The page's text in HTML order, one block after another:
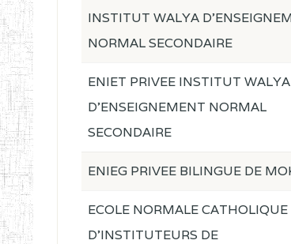
INSTITUT WALYA
NORMAL SECONDAIRE
ENIET PRIVEE INSTITUT WALYA
D'ENSEIGNEMENT NORMAL
SECONDAIRE
ENIEG PRIVEE BILINGUE DE
ECOLE NORMALE CATHOLIQUE
D'INSTITUTEURS DE